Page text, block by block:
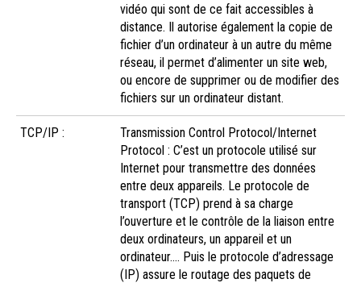
vidéo qui sont de ce fait accessibles à
distance. Il autorise également la copie de
fichier d’un ordinateur à un autre du même
réseau, il permet d’alimenter un site web,
ou encore de supprimer ou de modifier des
fichiers sur un ordinateur distant.
TCP/IP :
Transmission Control Protocol/Internet
Protocol : C’est un protocole utilisé sur
Internet pour transmettre des données
entre deux appareils. Le protocole de
transport (TCP) prend à sa charge
l’ouverture et le contrôle de la liaison entre
deux ordinateurs, un appareil et un
ordinateur…. Puis le protocole d’adressage
(IP) assure le routage des paquets de